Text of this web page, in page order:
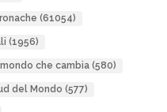
(61054)
(1956)
mondo che cambia(580)
del Mondo (577)